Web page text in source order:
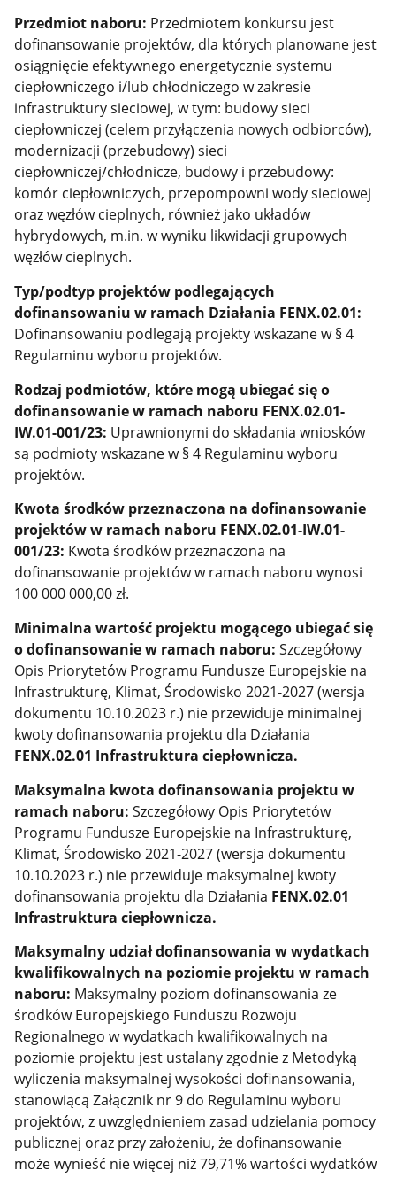
Przedmiot naboru: Przedmiotem konkursu jest
dofinansowanie projektów, dla których planowane jest
osiągnięcie efektywnego energetycznie systemu
ciepłowniczego i/lub chłodniczego w zakresie
infrastruktury sieciowej, w tym: budowy sieci
ciepłowniczej (celem przyłączenia nowych odbiorców),
modernizacji (przebudowy) sieci
ciepłowniczej/chłodnicze, budowy i przebudowy:
komór ciepłowniczych, przepompowni wody sieciowej
oraz węzłów cieplnych, również jako układów
hybrydowych, m.in. w wyniku likwidacji grupowych
węzłów cieplnych.
Typ/podtyp projektów podlegających
dofinansowaniu w ramach Działania FENX.02.01:
Dofinansowaniu podlegają projekty wskazanew § 4
Regulaminu wyboru projektów.
Rodzaj podmiotów, które mogą ubiegać się o
dofinansowanie w ramach naboru FENX.02.01-
IW.01-001/23: Uprawnionymi do składania wniosków
są podmioty wskazane w § 4 Regulaminu wyboru
projektów.
Kwota środków przeznaczona na dofinansowanie
projektów w ramach naboru FENX.02.01-IW.01-
001/23: Kwota środków przeznaczona na
dofinansowanie projektów w ramach naboru wynosi
100 000 000,00 zł.
Minimalna wartość projektu mogącego ubiegać się
o dofinansowanie w ramach naboru:Szczegółowy
Opis Priorytetów Programu Fundusze Europejskie na
Infrastrukturę, Klimat, Środowisko 2021-2027 (wersja
dokumentu 10.10.2023 r.) nie przewiduje minimalnej
kwoty dofinansowania projektu dla Działania
FENX.02.01 Infrastruktura ciepłownicza.
Maksymalna kwota dofinansowania projektu w
ramach naboru:Szczegółowy Opis Priorytetów
Programu Fundusze Europejskie na Infrastrukturę,
Klimat, Środowisko 2021-2027 (wersja dokumentu
10.10.2023 r.) nie przewiduje maksymalnej kwoty
dofinansowania projektu dla Działania FENX.02.01
Infrastruktura ciepłownicza.
Maksymalny udział dofinansowania w wydatkach
kwalifikowalnych na poziomie projektu w ramach
naboru: Maksymalny poziom dofinansowania ze
środków Europejskiego Funduszu Rozwoju
Regionalnego w wydatkach kwalifikowalnych na
poziomie projektu jest ustalany zgodniez Metodyką
wyliczenia maksymalnej wysokości dofinansowania,
stanowiącąZałącznik nr 9 do Regulaminu wyboru
projektów, z uwzględnieniem zasad udzielania pomocy
publicznej oraz przy założeniu, że dofinansowanie
może wynieść nie więcej niż 79,71% wartości wydatków